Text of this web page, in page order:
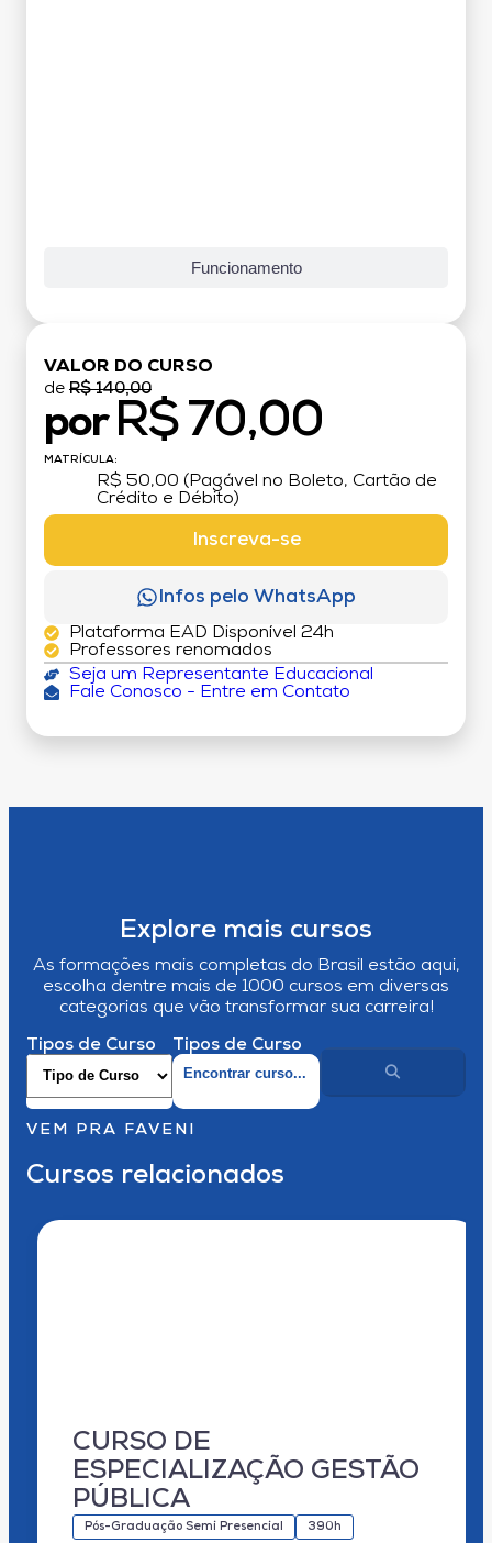
Funcionamento
VALOR DO CURSO
de R$ 140,00
por R$ 70,00
MATRÍCULA:
R$ 50,00 (Pagável no Boleto, Cartão de
Crédito e Débito)
Inscreva-se
Infos pelo WhatsApp
Plataforma EAD Disponível 24h
Professores renomados
Seja um Representante Educacional
Fale Conosco - Entre em Contato
Explore mais cursos
As formações mais completas do Brasil estão aqui,
escolha dentre mais de 1000 cursos em diversas
categorias que vão transformar sua carreira!
Tipos de Curso Tipos de Curso
VEM PRA FAVENI
Cursos relacionados
CURSO DE
ESPECIALIZAÇÃO GESTÃO
PÚBLICA
Pós-Graduação Semi Presencial 390h